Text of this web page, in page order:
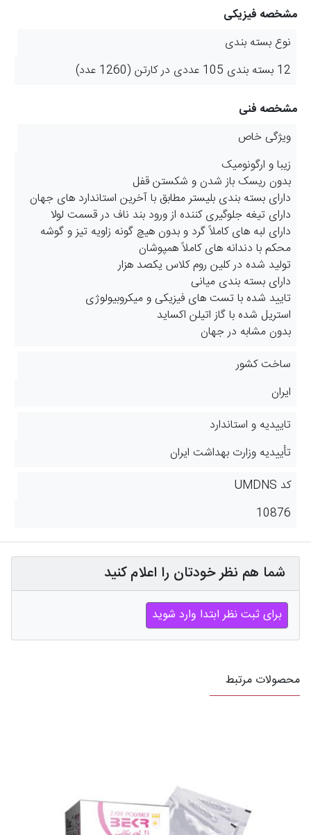
مشخصه فیزیکی
نوع بسته بندی
12 بسته بندی 105 عددی در کارتن (1260 عدد)
مشخصه فنی
ویژگی خاص
زیبا و ارگونومیک
بدون ریسک باز شدن و شکستن قفل
دارای بسته بندی بلیستر مطابق با آخرین استاندارد های جهان
دارای تیغه جلوگیری کننده از ورود بند ناف در قسمت لولا
دارای لبه های کاملاً گرد و بدون هیچ گونه زاویه تیز و گوشه
محکم با دندانه های کاملاً همپوشان
تولید شده در کلین روم کلاس یکصد هزار
دارای بسته بندی میانی
تایید شده با تست های فیزیکی و میکروبیولوژی
استریل شده با گاز اتیلن اکساید
بدون مشابه در جهان
ساخت کشور
ایران
تاییدیه و استاندارد
تأییدیه وزارت بهداشت ایران
کد UMDNS
10876
شما هم نظر خودتان را اعلام کنید
برای ثبت نظر ابتدا وارد شوید
محصولات مرتبط